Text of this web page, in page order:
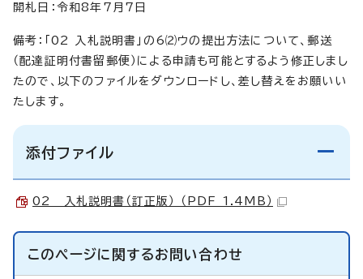
開札日：令和8年7月7日
備考：「02 入札説明書」の6⑵ウの提出方法について、郵送
（配達証明付書留郵便）による申請も可能とするよう修正しまし
たので、以下のファイルをダウンロードし、差し替えをお願いい
たします。
添付ファイル
02 入札説明書（訂正版） （PDF 1.4MB）
このページに関するお問い合わせ